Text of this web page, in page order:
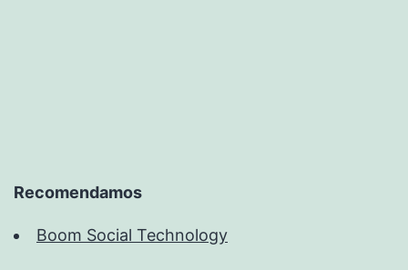
Recomendamos
Boom Social Technology